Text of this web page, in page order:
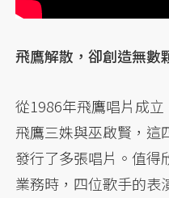
飛鷹解散，卻創造無數
從1986年飛鷹唱片成立
飛鷹三姝與巫啟賢，這
發行了多張唱片。值得
業務時，四位歌手的表